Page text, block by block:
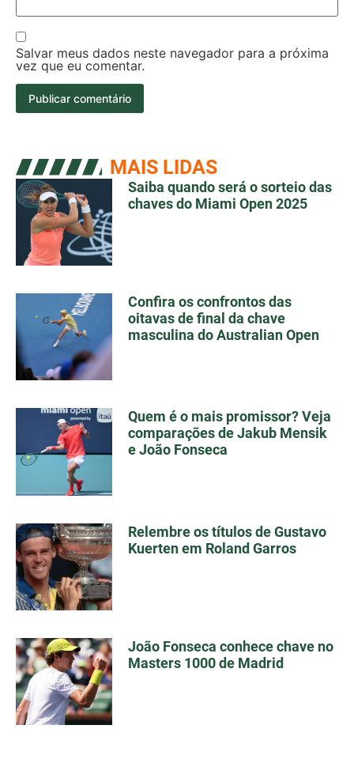
Salvar meus dados neste navegador para a próxima
vez que eu comentar.
MAIS LIDAS
Saiba quando será o sorteio das
chaves do Miami Open 2025
Confira os confrontos das
oitavas de final da chave
masculina do Australian Open
Quem é o mais promissor? Veja
comparações de Jakub Mensik
e João Fonseca
Relembre os títulos de Gustavo
Kuerten em Roland Garros
João Fonseca conhece chave no
Masters 1000 de Madrid